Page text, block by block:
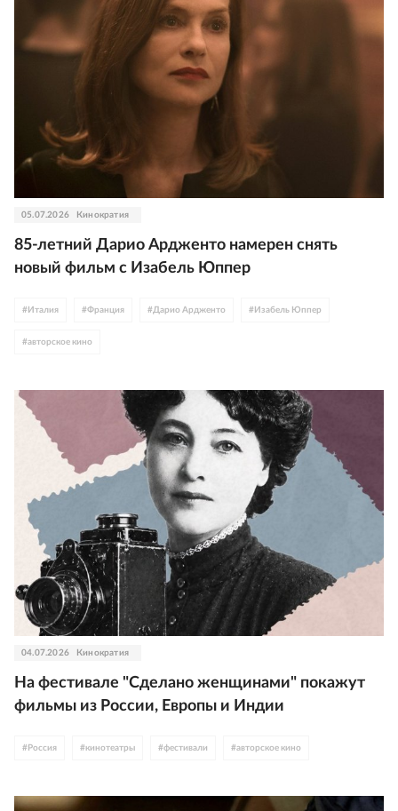
05.07.2026 Кинократия
85-летний Дарио Ардженто намерен снять
новый фильм с Изабель Юппер
# Италия #Франция # Дарио Ардженто # Изабель Юппер
#авторское кино
04.07.2026 Кинократия
На фестивале "Сделано женщинами" покажут
фильмы из России, Европы и Индии
# Россия #кинотеатры #фестивали #авторское кино